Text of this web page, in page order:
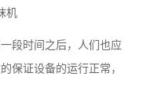
段时间之后，人们也应
保证设备的运行正常，